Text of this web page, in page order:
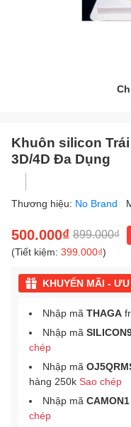
Khuôn silicon
3D/4D Đa Dụng
Thương hiệu: No Brand
500.000₫ 899.000₫
(Tiết kiệm: 399.000₫)
KHUYẾN MÃI -
Nhập mã THAGA
Nhập mã
chép
Nhập mã
hàng 250k Sao chép
Nhập mã CAMON1
chép